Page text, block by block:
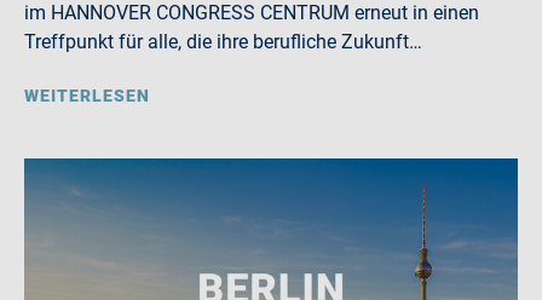
im HANNOVER CONGRESS CENTRUM erneut in einen
Treffpunkt für alle, die ihre berufliche Zukunft…
WEITERLESEN